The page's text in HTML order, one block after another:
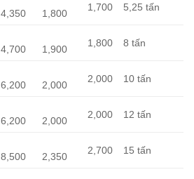
4,350 1,800
1,700 5,25 tấn
4,700 1,900
1,800 8 tấn
6,200 2,000
2,000 10 tấn
6,200 2,000
2,000 12 tấn
8,500 2,350
2,700 15 tấn